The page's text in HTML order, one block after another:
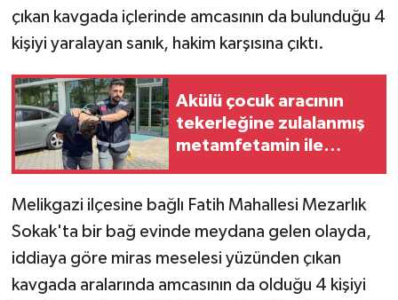
çıkan kavgada içlerinde amcasının da bulunduğu 4
kişiyi yaralayan sanık, hakim karşısına çıktı.
Akülü çocuk aracının
tekerleğine zulalanmış
metamfetamin ile
Melikgazi ilçesine bağlı Fatih Mahallesi Mezarlık
Sokak'ta bir bağ evinde meydana gelen olayda,
iddiaya göre miras meselesi yüzünden çıkan
kavgada aralarında amcasının da olduğu 4 kişiyi